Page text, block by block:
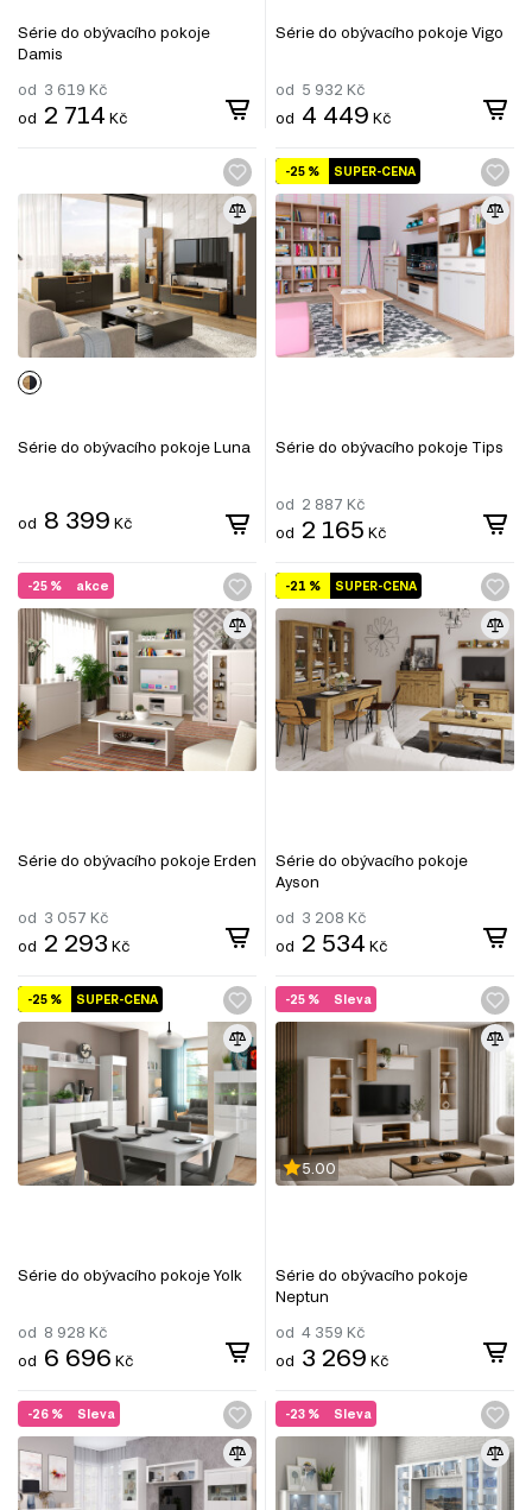
Série do obývacího pokoje
Damis
od 3 619 Kč
od 2 714 Kč
Série do obývacího pokoje Vigo
od 5 932 Kč
od 4 449 Kč
Série do obývacího pokoje Luna
od 8 399 Kč
SUPER-CENA
-25 %
Série do obývacího pokoje Tips
od 2 887 Kč
od 2 165 Kč
akce
-25 %
Série do obývacího pokoje Erden
od 3 057 Kč
od 2 293 Kč
SUPER-CENA
-21 %
Série do obývacího pokoje
Ayson
od 3 208 Kč
od 2 534 Kč
SUPER-CENA
-25 %
Série do obývacího pokoje Yolk
od 8 928 Kč
od 6 696 Kč
Sleva
-25 %
5.00
Série do obývacího pokoje
Neptun
od 4 359 Kč
od 3 269 Kč
Sleva
-26 % Sleva
-23 %